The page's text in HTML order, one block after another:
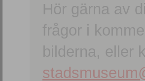
Hör gärna av
frågor i
bilderna, eller